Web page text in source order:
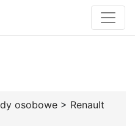
osobowe > Renault